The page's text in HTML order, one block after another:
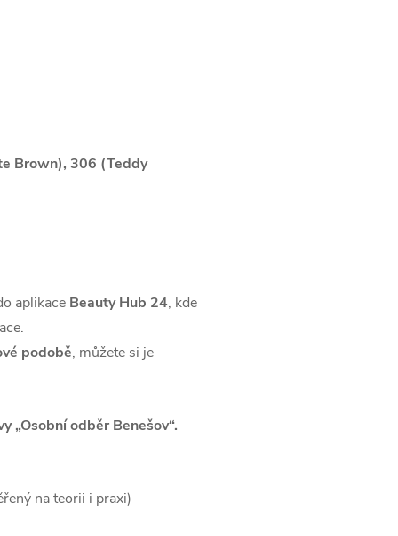
Brown), 306 (Teddy
aplikace Beauty Hub 24, kde
podobě, můžete si je
„Osobní odběr Benešov“.
na teorii i praxi)